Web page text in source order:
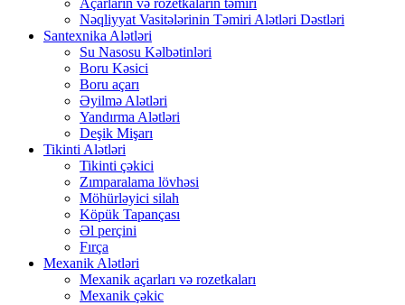
Nəqliyyat Vasitələrinin Təmiri Alətləri Dəstləri
Santexnika Alətləri
Su Nasosu Kəlbətinləri
Boru Kəsici
Boru açarı
Əyilmə Alətləri
Yandırma Alətləri
Deşik Mişarı
Tikinti Alətləri
Tikinti çəkici
Zımparalama lövhəsi
Möhürləyici silah
Köpük Tapançası
Əl perçini
Fırça
Mexanik Alətləri
Mexanik açarları və rozetkaları
Mexanik çəkic